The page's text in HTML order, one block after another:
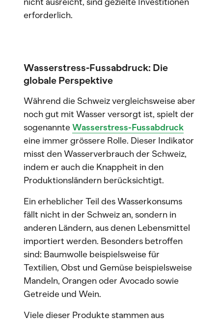
erforderlich.
Wasserstress-Fussabdruck: Die
globale Perspektive
Während die Schweiz vergleichsweise aber
noch gut mit Wasser versorgt ist, spielt der
sogenannte Wasserstress-Fussabdruck
eine immer grössere Rolle. Dieser Indikator
misst den Wasserverbrauch der Schweiz,
indem er auch die Knappheit in den
Produktionsländern berücksichtigt.
Ein erheblicher Teil des Wasserkonsums
fällt nicht in der Schweiz an, sondern in
anderen Ländern, aus denen Lebensmittel
importiert werden. Besonders betroffen
sind: Baumwolle beispielsweise für
Textilien, Obst und Gemüse beispielsweise
Mandeln, Orangen oder Avocado sowie
Getreide und Wein.
Viele dieser Produkte stammen aus